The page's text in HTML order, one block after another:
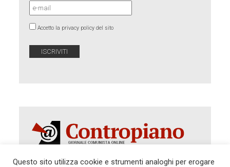
Accetto la privacy policy del sito
Questo sito utilizza cookie e strumenti analoghi per erogare